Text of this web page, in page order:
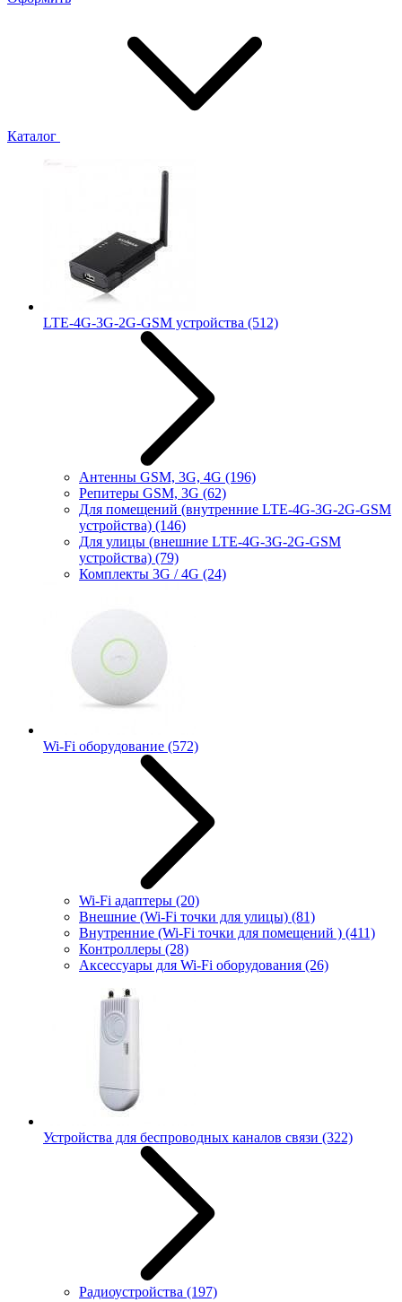
Каталог
LTE-4G-3G-2G-GSM устройства (512)
Антенны GSM, 3G, 4G (196)
Репитеры GSM, 3G (62)
Для помещений (внутренние LTE-4G-3G-2G-GSM
устройства) (146)
Для улицы (внешние LTE-4G-3G-2G-GSM
устройства) (79)
Комплекты 3G / 4G (24)
Wi-Fi оборудование (572)
Wi-Fi адаптеры (20)
Внешние (Wi-Fi точки для улицы) (81)
Внутренние (Wi-Fi точки для помещений ) (411)
Контроллеры (28)
Аксессуары для Wi-Fi оборудования (26)
Устройства для беспроводных каналов связи (322)
Радиоустройства (197)